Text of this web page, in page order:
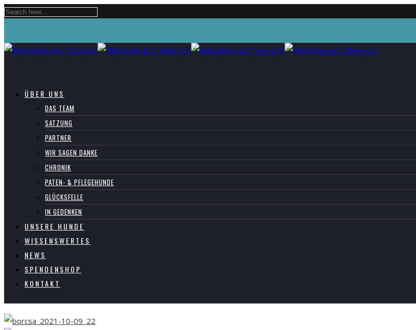
ÜBER UNS
DAS TEAM
SATZUNG
PARTNER
WIR SAGEN DANKE
CHRONIK
PATEN- & PFLEGEHUNDE
GLÜCKSFELLE
IN GEDENKEN
UNSERE HUNDE
WISSENSWERTES
NEWS
SPENDENSHOP
KONTAKT